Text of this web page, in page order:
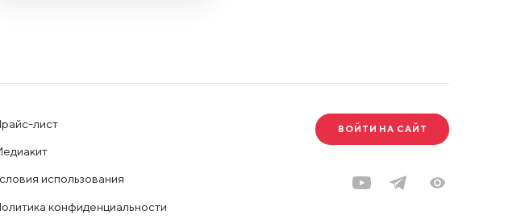
лист
использования
конфиденциальности
ВОЙТИ НА САЙТ